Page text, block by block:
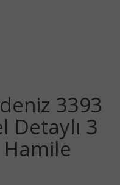
3393
Detaylı 3
Hamile